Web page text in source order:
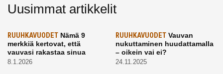
Uusimmat artikkelit
RUUHKAVUODET Nämä 9
merkkiä kertovat, että
vauvasi rakastaa sinua
8.1.2026
RUUHKAVUODETVauvan
nukuttaminen huudattamalla
– oikein vai ei?
24.11.2025